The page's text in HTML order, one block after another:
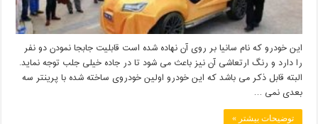
این خودرو که نام سانیا بر روی آن نهاده شده است قابلیت جابجا نمودن دو نفر
را دارد و رنگ ارتعاشی آن نیز باعث می شود تا در جاده خیلی جلب توجه نماید.
البته قابل ذکر می باشد که این خودرو اولین خودروی ساخته شده با پرینتر سه
بعدی نمی …
توضیحات بیشتر »